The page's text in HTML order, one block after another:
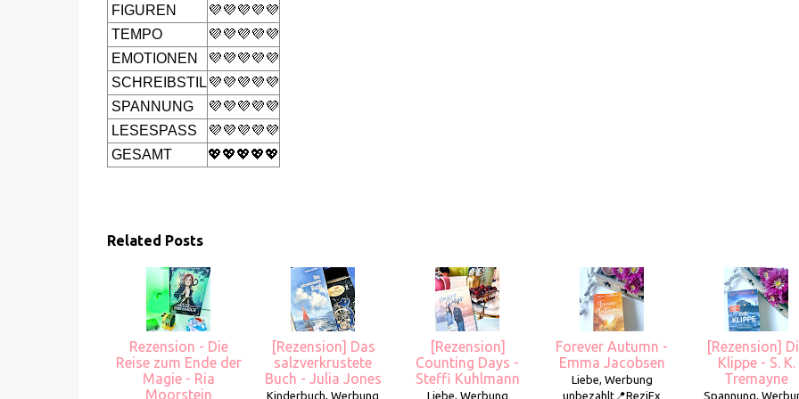
FIGUREN
💜💜💜💜💜
TEMPO
💜💜💜💜💜
EMOTIONEN
💜💜💜💜💜
SCHREIBSTIL 💜💜💜💜💜
SPANNUNG
💜💜💜💜💜
LESESPASS
💜💜💜💜💜
GESAMT
💖💖💖💖💖
Related Posts
Rezension - Die
Reise zum Ende der
Magie - Ria
Moorstein
[Rezension] Das
salzverkrustete
Buch - Julia Jones
Kinderbuch, Werbung
[Rezension]
Counting Days -
Steffi Kuhlmann
Liebe, Werbung
Forever Autumn -
Emma Jacobsen
Liebe, Werbung
unbezahlt📍ReziEx
[Rezension]
Klippe - S. K.
Tremayne
Spannung,